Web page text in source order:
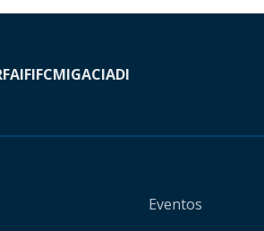
AIFIFCMIGACIADI
Eventos